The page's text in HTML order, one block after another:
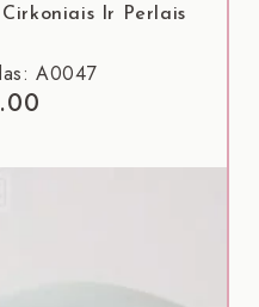
Ir Perlais
A0047